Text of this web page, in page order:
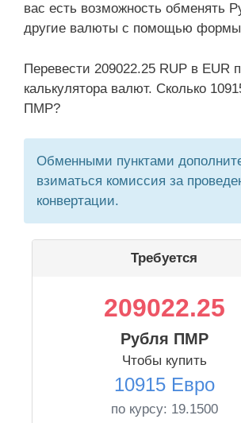
вас есть возможность обменять
другие валюты с помощью формы
Перевести 209022.25 RUP в EUR
калькулятора валют. Сколько
ПМР?
Обменными пунктами
взиматься комиссия за
конвертации.
Требуется
209022.25
Рубля ПМР
Чтобы купить
10915 Евро
по курсу: 19.1500